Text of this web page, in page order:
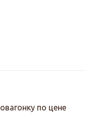
по цене